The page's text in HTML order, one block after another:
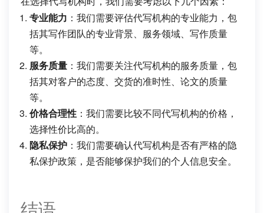
专业能力 ：我们需要评估代写机构的专业能力，包
括其写作团队的专业背景、服务领域、写作质量
等。
服务质量 ：我们需要关注代写机构的服务质量，包
括其对客户的态度、交货的准时性、论文的质量
等。
价格合理性 ：我们需要比较不同代写机构的价格，
选择性价比高的。
隐私保护 ：我们需要确认代写机构是否有严格的隐
私保护政策，是否能够保护我们的个人信息安全。